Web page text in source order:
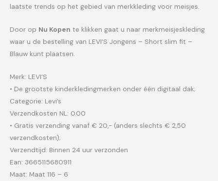
laatste trends op het gebied van merkkleding voor meisjes.
Door op Nu Kopen te klikken gaat u naar merkmeisjeskleding
waar u de bestelling van LEVI’S Jongens – Short slim fit –
Blauw kunt plaatsen.
Merk: LEVI’S
• De grootste kinderkledingmerken onder één digitaal dak;
Categorie: Levi’s
Verzendkosten NL: 0.00
• Gratis verzending vanaf € 20,- (anders slechts € 2,50
verzendkosten);
Verzendtijd: Binnen 24 uur verzonden
Ean: 3665115680911
Maat: Maat 116 – 6